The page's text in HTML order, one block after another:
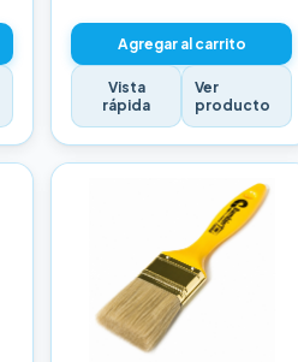
Agregar al carrito
Vista
rápida
Ver
producto